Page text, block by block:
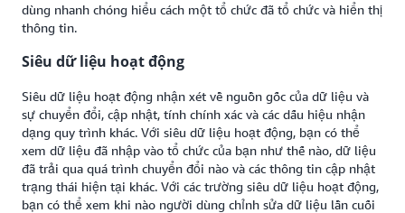
dùng nhanh chóng hiểu cách một tổ chức đã tổ chức và hiển thị
thông tin.
Siêu dữ liệu hoạt động
Siêu dữ liệu hoạt động nhận xét về nguồn gốc của dữ liệu và
sự chuyển đổi, cập nhật, tính chính xác và các dấu hiệu nhận
dạng quy trình khác. Với siêu dữ liệu hoạt động, bạn có thể
xem dữ liệu đã nhập vào tổ chức của bạn như thế nào, dữ liệu
đã trải qua quá trình chuyển đổi nào và các thông tin cập nhật
trạng thái hiện tại khác. Với các trường siêu dữ liệu hoạt động,
bạn có thể xem khi nào người dùng chỉnh sửa dữ liệu lần cuối